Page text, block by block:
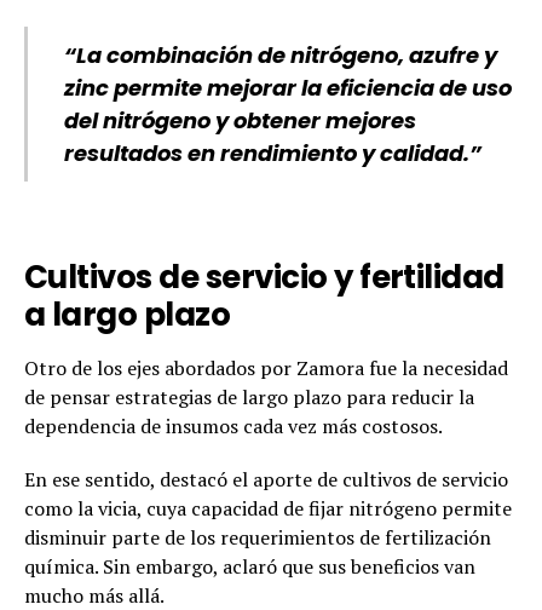
“La combinación de nitrógeno, azufre y
zinc permite mejorar la eficiencia de uso
del nitrógeno y obtener mejores
resultados en rendimiento y calidad.”
Cultivos de servicio y fertilidad
a largo plazo
Otro de los ejes abordados por Zamora fue la necesidad
de pensar estrategias de largo plazo para reducir la
dependencia de insumos cada vez más costosos.
En ese sentido, destacó el aporte de cultivos de servicio
como la vicia, cuya capacidad de fijar nitrógeno permite
disminuir parte de los requerimientos de fertilización
química. Sin embargo, aclaró que sus beneficios van
mucho más allá.